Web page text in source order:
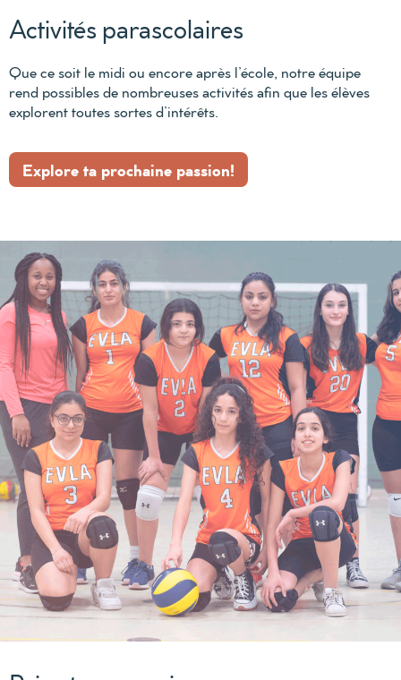
Activités parascolaires
Que ce soit le midi ou encore après l’école, notre équipe
rend possibles de nombreuses activités afin que les élèves
explorent toutes sortes d’intérêts.
Explore ta prochaine passion!